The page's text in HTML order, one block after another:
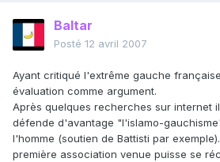
Baltar
Posté 12 avril 2007
Ayant critiqué l'extrême gauche
évaluation comme argument.
Après quelques recherches sur internet
défende d'avantage "l'islamo-
l'homme (soutien de Battisti par
première association venue puisse se